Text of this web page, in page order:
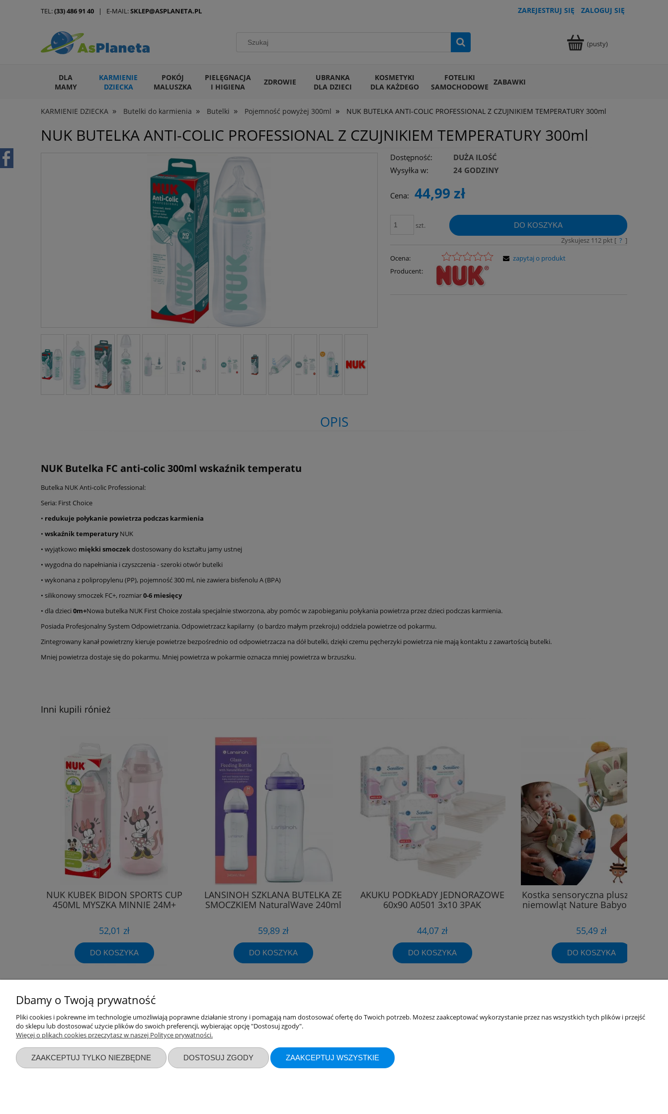
ZAREJESTRUJ SIĘ ZALOGUJ SIĘ
(pusty)
DLA
MAMY
KARMIENIE
DZIECKA
POKÓJ
MALUSZKA
PIELĘGNACJA
I HIGIENA
ZDROWIE
UBRANKA
DLA DZIECI
KOSMETYKI
DLA KAŻDEGO
FOTELIKI
SAMOCHODOWE ZABAWKI
ARTYKUŁY DLA ZWIERZĄT
KARMIENIE DZIECKA » Butelki do karmienia » Butelki » Pojemność powyżej 300ml » NUK BUTELKA ANTI-COLIC PROFESSIONAL Z CZUJNIKIEM TEMPERATURY 300ml
TEL:(33) 486 91 40 | E-MAIL:SKLEP@ASPLANETA.PL
NUK BUTELKA ANTI-COLIC PROFESSIONAL Z CZUJNIKIEM TEMPERATURY 300ml
Dostępność:
DUŻA ILOŚĆ
Wysyłka w:
24 GODZINY
Cena: 44,99 zł
szt. DO KOSZYKA
Zyskujesz 112pkt [ ? ]
Ocena:
Producent:
zapytaj o produkt
OPIS
NUK Butelka FC anti-colic 300ml wskaźnik temperatu
Butelka NUK Anti-colic Professional:
Seria: First Choice
• redukuje połykanie powietrza podczas karmienia
• wskaźnik temperaturyNUK
• wyjątkowo miękki smoczekdostosowany do kształtu jamy ustnej
• wygodna do napełniania i czyszczenia - szeroki otwór butelki
• wykonana z polipropylenu (PP), pojemność 300 ml, nie zawiera bisfenolu A (BPA)
• silikonowy smoczek FC+, rozmiar0-6 miesięcy
• dla dzieci 0m+Nowa butelka NUK First Choice została specjalnie stworzona, aby pomóc w zapobieganiu połykania powietrza przez dzieci podczas karmienia.
Posiada Profesjonalny System Odpowietrzania. Odpowietrzacz kapilarny (o bardzo małym przekroju) oddziela powietrze od pokarmu.
Zintegrowany kanał powietrzny kieruje powietrze bezpośrednio od odpowietrzacza na dół butelki, dzięki czemu pęcherzyki powietrza nie mają kontaktu z zawartością butelki.
Mniej powietrza dostaje się do pokarmu. Mniej powietrza w pokarmie oznacza mniej powietrza w brzuszku.
Inni kupili rónież
NUK KUBEK BIDON SPORTS CUP
450ML MYSZKA MINNIE 24M+
52,01 zł
DO KOSZYKA
LANSINOH SZKLANA BUTELKA ZE
SMOCZKIEM NaturalWave 240ml
59,89 zł
DO KOSZYKA
AKUKU PODKŁADY JEDNORAZOWE
60x90 A0501 3x10 3PAK
44,07 zł
DO KOSZYKA
Kostka sensoryczna pluszowa dla
niemowląt Nature Babyono 1680
55,49 zł
DO KOSZYKA
Przydatne linki
Nowości
Promocje
Wyprawka dla noworodka
Warunki zakupów
Regulaminy
Zwroty i reklamacje
Polityka prywatności
Moje konto
Ustawienia konta
Przechowalnia
Informacje o sklepie
Dbamy o Twoją prywatność
Pliki cookies i pokrewne im technologie umożliwiają poprawne działanie strony i pomagają nam dostosować ofertę do Twoich potrzeb. Możesz zaakceptować wykorzystanie przez nas wszystkich tych plików i przejść
do sklepu lub dostosować użycie plików do swoich preferencji, wybierając opcję "Dostosuj zgody".
Więcej o plikach cookies przeczytasz w naszej Polityce prywatności.
ZAAKCEPTUJ TYLKO NIEZBĘDNE DOSTOSUJ ZGODY ZAAKCEPTUJ WSZYSTKIE